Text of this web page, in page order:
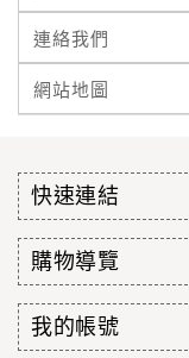
連絡我們
網站地圖
快速連結
購物導覽
我的帳號